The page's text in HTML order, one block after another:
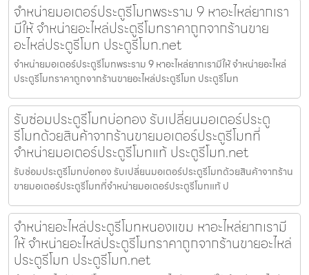
จำหน่ายมอเตอร์ประตูรีโมทพระราม 9 หาอะไหล่ยากเรา
มีให้ จำหน่ายอะไหล่ประตูรีโมทราคาถูกจากร้านขาย
อะไหล่ประตูรีโมท ประตูรีโมท.net
จำหน่ายมอเตอร์ประตูรีโมทพระราม 9 หาอะไหล่ยากเรามีให้ จำหน่ายอะไหล่
ประตูรีโมทราคาถูกจากร้านขายอะไหล่ประตูรีโมท ประตูรีโมท
รับซ่อมประตูรีโมทบ่อทอง รับเปลี่ยนมอเตอร์ประตู
รีโมทด้วยสินค้าจากร้านขายมอเตอร์ประตูรีโมทที่
จำหน่ายมอเตอร์ประตูรีโมทแท้ ประตูรีโมท.net
รับซ่อมประตูรีโมทบ่อทอง รับเปลี่ยนมอเตอร์ประตูรีโมทด้วยสินค้าจากร้าน
ขายมอเตอร์ประตูรีโมทที่จำหน่ายมอเตอร์ประตูรีโมทแท้ ป
จำหน่ายอะไหล่ประตูรีโมทหนองแขม หาอะไหล่ยากเรามี
ให้ จำหน่ายอะไหล่ประตูรีโมทราคาถูกจากร้านขายอะไหล่
ประตูรีโมท ประตูรีโมท.net